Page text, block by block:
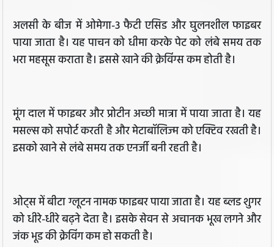
अलसी के बीज में ओमेगा-3 फैटी एसिड और घुलनशील फाइबर
पाया जाता है। यह पाचन को धीमा करके पेट को लंबे समय तक
भरा महसूस कराता है। इससे खाने की क्रेविंग्स कम होती है।
मूंग दाल में फाइबर और प्रोटीन अच्छी मात्रा में पाया जाता है। यह
मसल्स को सपोर्ट करती है और मेटाबॉलिज्म को एक्टिव रखती है।
इसको खाने से लंबे समय तक एनर्जी बनी रहती है।
ओट्स में बीटा ग्लूटन नामक फाइबर पाया जाता है। यह ब्लड शुगर
को धीरे-धीरे बढ़ने देता है। इसके सेवन से अचानक भूख लगने और
जंक भूड की क्रेविंग कम हो सकती है।